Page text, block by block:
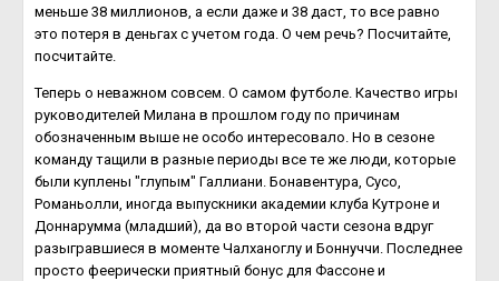
меньше 38 миллионов, а если даже и 38 даст, то все равно
это потеря в деньгах с учетом года. О чем речь? Посчитайте,
посчитайте.
Теперь о неважном совсем. О самом футболе. Качество игры
руководителей Милана в прошлом году по причинам
обозначенным выше не особо интересовало. Но в сезоне
команду тащили в разные периоды все те же люди, которые
были куплены "глупым" Галлиани. Бонавентура, Сусо,
Романьолли, иногда выпускники академии клуба Кутроне и
Доннарумма (младший), да во второй части сезона вдруг
разыгравшиеся в моменте Чалханоглу и Боннуччи. Последнее
просто феерически приятный бонус для Фассоне и